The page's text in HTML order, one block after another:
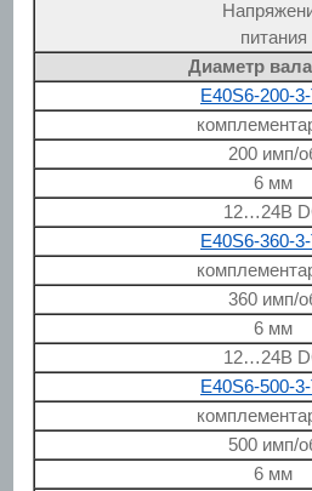
питания
Диаметр
E40S6-200-
200 имп/
6 мм
12…24В
E40S6-360-
360 имп/
6 мм
12…24В
E40S6-500-
500 имп/
6 мм